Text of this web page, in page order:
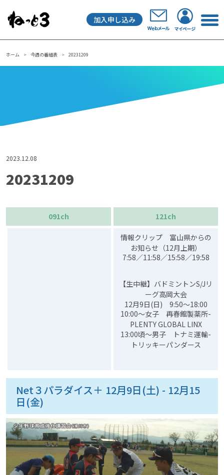
メインナビゲーション
加入申し込み
ホーム 今週の番組表 20231209
2023.12.08
20231209
091ch 121ch
情報クリップ 富山県からの
お知らせ（12月上期）
7:58／11:58／15:58／19:58
【生中継】バドミントンS/Jリ
ーグ高岡大会
12月9日(日) 9:50～18:00
10:00～女子 再春館製薬所-
PLENTY GLOBAL LINX
13:00頃～男子 トナミ運輸-
トリッキーパンダース
Net３パラダイス＋ 12月9日(土) - 12月15
日(金)